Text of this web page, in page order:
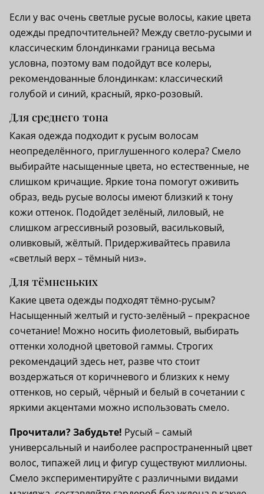
Если у вас очень светлые русые волосы, какие цвета
одежды предпочтительней? Между светло-русыми и
классическим блондинками граница весьма
условна, поэтому вам подойдут все колеры,
рекомендованные блондинкам: классический
голубой и синий, красный, ярко-розовый.
Для среднего тона
Какая одежда подходит к русым волосам
неопределённого, приглушенного колера? Смело
выбирайте насыщенные цвета, но естественные, не
слишком кричащие. Яркие тона помогут оживить
образ, ведь русые волосы имеют близкий к тону
кожи оттенок. Подойдет зелёный, лиловый, не
слишком агрессивный розовый, васильковый,
оливковый, жёлтый. Придерживайтесь правила
«светлый верх – тёмный низ».
Для тёмненьких
Какие цвета одежды подходят тёмно-русым?
Насыщенный желтый и густо-зелёный – прекрасное
сочетание! Можно носить фиолетовый, выбирать
оттенки холодной цветовой гаммы. Строгих
рекомендаций здесь нет, разве что стоит
воздержаться от коричневого и близких к нему
оттенков, но серый, чёрный и белый в сочетании с
яркими акцентами можно использовать смело.
Прочитали? Забудьте! Русый – самый
универсальный и наиболее распространенный цвет
волос, типажей лиц и фигур существуют миллионы.
Смело экспериментируйте с различными видами